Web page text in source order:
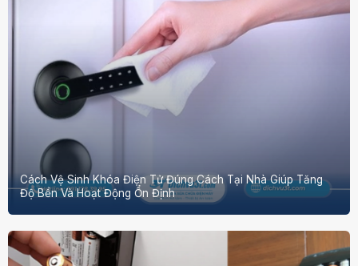
Cách Vệ Sinh Khóa Điện Tử Đúng Cách Tại Nhà Giúp Tăng
Độ Bền Và Hoạt Động Ổn Định